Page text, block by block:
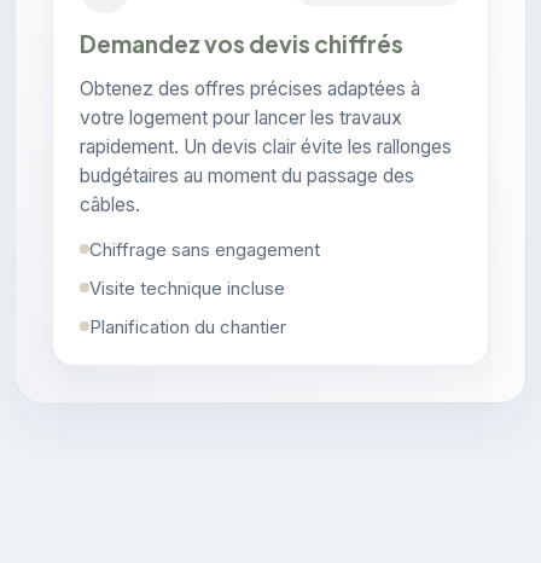
Demandez vos devis chiffrés
Obtenez des offres précises adaptées à
votre logement pour lancer les travaux
rapidement. Un devis clair évite les rallonges
budgétaires au moment du passage des
câbles.
Chiffrage sans engagement
Visite technique incluse
Planification du chantier